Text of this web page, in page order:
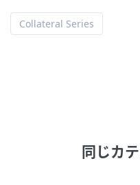
Collateral Series
同じカ